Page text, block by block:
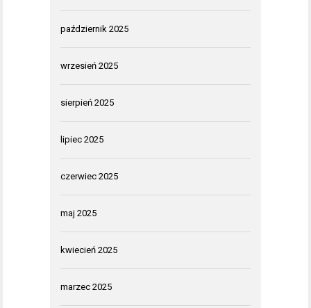
październik 2025
wrzesień 2025
sierpień 2025
lipiec 2025
czerwiec 2025
maj 2025
kwiecień 2025
marzec 2025